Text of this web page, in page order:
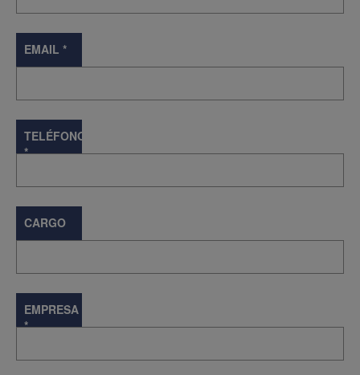
EMAIL *
TELÉFONO
*
CARGO
EMPRESA
*